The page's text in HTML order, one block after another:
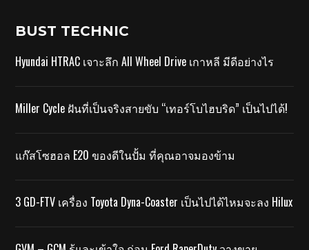
BUST TECHNIC
Hyundai HTRAC เจาะลึก All Wheel Drive เกาหลี มีดีอย่างไร
Miller Cycle ฝันที่เป็นจริงสายขับ “เทอร์โบไฮบริด” เป็นไปได้!
แก๊สโซฮอล E20 ของดีในปั้ม ที่คุณอาจมองข้าม
3 GD-FTV เครื่อง Toyota Dyna-Coaster เป็นไปได้ไหมจะลง Hilux